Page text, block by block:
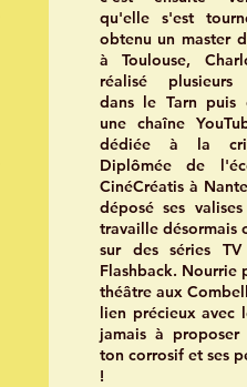
qu'elle s'est
obtenu un master
à Toulouse,
réalisé plusieurs
dans le Tarn puis
une chaîne
dédiée à la
Diplômée de
CinéCréatis à
déposé ses
travaille désormais
sur des séries
Flashback. Nourrie
théâtre aux
lien précieux avec
jamais à
ton corrosif et ses
!